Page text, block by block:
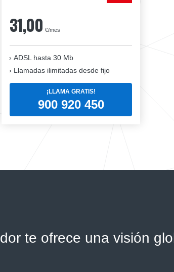
31,00 €/mes
ADSL hasta 30 Mb
Llamadas ilimitadas desde fijo
¡LLAMA GRATIS!
900 920 450
te ofrece una visión